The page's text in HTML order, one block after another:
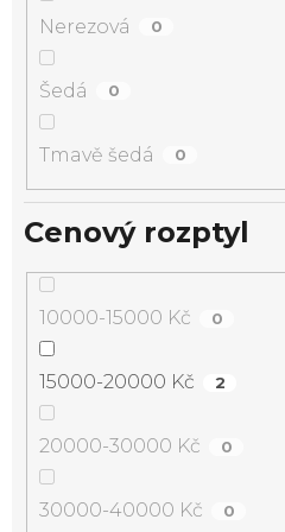
Nerezová 0
Šedá 0
Tmavě šedá 0
Cenový rozptyl
10000-15000 Kč 0
15000-20000 Kč 2
20000-30000 Kč 0
30000-40000 Kč 0